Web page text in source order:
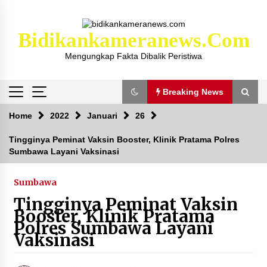
Bidikankameranews.com
Mengungkap Fakta Dibalik Peristiwa
Breaking News
Breaking News
Kejaksaan KSB Mulai Lidik Mafia Tanah Desa
Sekongkang Bawah
2 tahun ago
Laporan Dugaan Pencabulan di Desa Sepayung
Kec. Plampang, Polres Sumbawa Pastikan
Proses Penyelidikan Berjalan Maksimal
4 minggu ago
Home 2022 Januari 26
Tingginya Peminat Vaksin Booster, Klinik Pratama Polres
Sumbawa Layani Vaksinasi
Sumbawa
Tingginya Peminat Vaksin
Booster, Klinik Pratama
Polres Sumbawa Layani
Vaksinasi